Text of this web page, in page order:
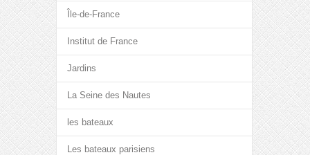
Île-de-France
Institut de France
Jardins
La Seine des Nautes
les bateaux
Les bateaux parisiens